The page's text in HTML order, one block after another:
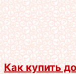
Как купить